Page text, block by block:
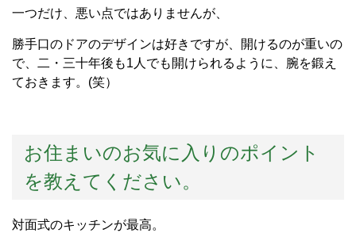
一つだけ、悪い点ではありませんが、
勝手口のドアのデザインは好きですが、開けるのが重いの
で、二・三十年後も1人でも開けられるように、腕を鍛え
ておきます。(笑）
お住まいのお気に入りのポイント
を教えてください。
対面式のキッチンが最高。